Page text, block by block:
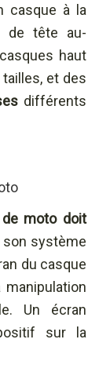
casque à la
de tête au-
haut
et des
différents
de moto doit
son système
du casque
Un écran
sur la